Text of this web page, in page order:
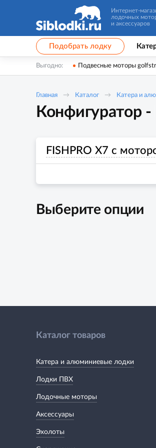
Интернет-
лодочных
и аксессуаров
Подобрать лодку
Выгодно: Подвесные моторы
Главная Каталог Катера и
Конфигуратор
FISHPRO X7 с
Выберите опции
Каталог товаров
Катера и алюминиевые лодки
Лодки ПВХ
Лодочные моторы
Аксессуары
Эхолоты